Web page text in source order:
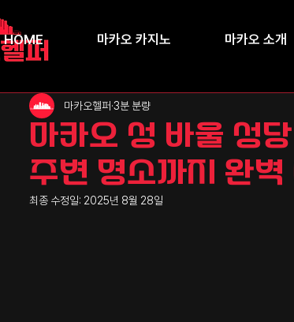
HOME 마카오 카지노 마카오 소개
마카오 성 바울 성
주변 명소까지 완벽
마카오헬퍼 3분 분량
최종 수정일: 2025년 8월 28일